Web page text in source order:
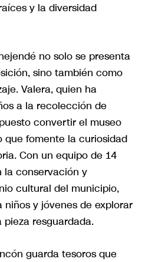
y la diversidad
no solo se presenta
sino también como
Valera, quien ha
a la recolección de
convertir el museo
fomente la curiosidad
Con un equipo de 14
la conservación y
cultural del municipio,
y jóvenes de explorar
resguardada.
guarda tesoros que